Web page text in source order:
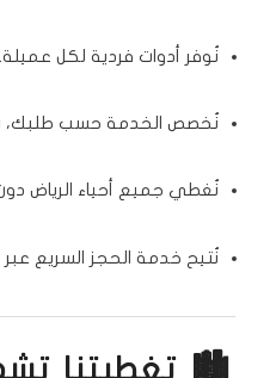
نُوفر أدوات فردية لكل عميلة.
نُخصص الخدمة حسب طلبك،
نُغطي جميع أحياء الرياض دون
نُتيح خدمة الحجز السريع
🏙️ تغطيتنا